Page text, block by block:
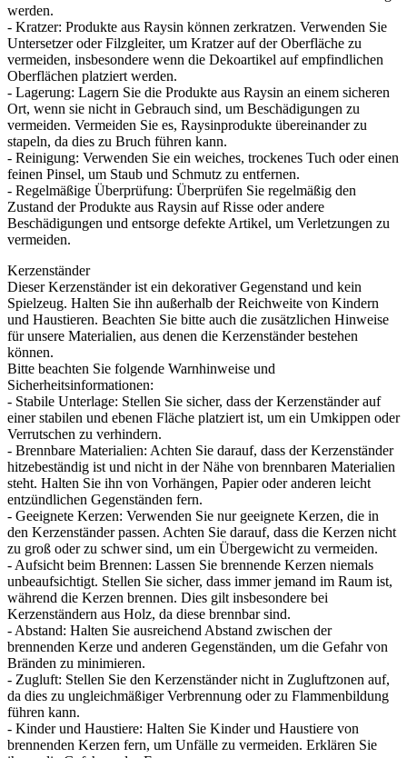
werden.
- Kratzer: Produkte aus Raysin können zerkratzen. Verwenden Sie
Untersetzer oder Filzgleiter, um Kratzer auf der Oberfläche zu
vermeiden, insbesondere wenn die Dekoartikel auf empfindlichen
Oberflächen platziert werden.
- Lagerung: Lagern Sie die Produkte aus Raysin an einem sicheren
Ort, wenn sie nicht in Gebrauch sind, um Beschädigungen zu
vermeiden. Vermeiden Sie es, Raysinprodukte übereinander zu
stapeln, da dies zu Bruch führen kann.
- Reinigung: Verwenden Sie ein weiches, trockenes Tuch oder einen
feinen Pinsel, um Staub und Schmutz zu entfernen.
- Regelmäßige Überprüfung: Überprüfen Sie regelmäßig den
Zustand der Produkte aus Raysin auf Risse oder andere
Beschädigungen und entsorge defekte Artikel, um Verletzungen zu
vermeiden.
Kerzenständer
Dieser Kerzenständer ist ein dekorativer Gegenstand und kein
Spielzeug. Halten Sie ihn außerhalb der Reichweite von Kindern
und Haustieren. Beachten Sie bitte auch die zusätzlichen Hinweise
für unsere Materialien, aus denen die Kerzenständer bestehen
können.
Bitte beachten Sie folgende Warnhinweise und
Sicherheitsinformationen:
- Stabile Unterlage: Stellen Sie sicher, dass der Kerzenständer auf
einer stabilen und ebenen Fläche platziert ist, um ein Umkippen oder
Verrutschen zu verhindern.
- Brennbare Materialien: Achten Sie darauf, dass der Kerzenständer
hitzebeständig ist und nicht in der Nähe von brennbaren Materialien
steht. Halten Sie ihn von Vorhängen, Papier oder anderen leicht
entzündlichen Gegenständen fern.
- Geeignete Kerzen: Verwenden Sie nur geeignete Kerzen, die in
den Kerzenständer passen. Achten Sie darauf, dass die Kerzen nicht
zu groß oder zu schwer sind, um ein Übergewicht zu vermeiden.
- Aufsicht beim Brennen: Lassen Sie brennende Kerzen niemals
unbeaufsichtigt. Stellen Sie sicher, dass immer jemand im Raum ist,
während die Kerzen brennen. Dies gilt insbesondere bei
Kerzenständern aus Holz, da diese brennbar sind.
- Abstand: Halten Sie ausreichend Abstand zwischen der
brennenden Kerze und anderen Gegenständen, um die Gefahr von
Bränden zu minimieren.
- Zugluft: Stellen Sie den Kerzenständer nicht in Zugluftzonen auf,
da dies zu ungleichmäßiger Verbrennung oder zu Flammenbildung
führen kann.
- Kinder und Haustiere: Halten Sie Kinder und Haustiere von
brennenden Kerzen fern, um Unfälle zu vermeiden. Erklären Sie